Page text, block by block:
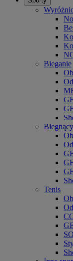
Bieganie
Tenis